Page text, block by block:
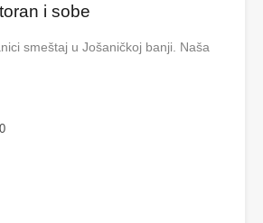
i sobe
smeštaj u Jošaničkoj banji. Naša